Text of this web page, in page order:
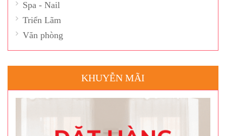
Spa - Nail
Triển Lãm
Văn phòng
KHUYỄN MÃI